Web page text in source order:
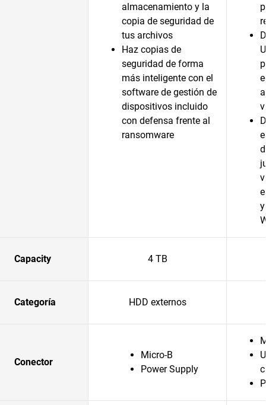
almacenamiento y la
copia de seguridad de
tus archivos
Haz copias de
seguridad de forma
más inteligente con el
software de gestión de
dispositivos incluido
con defensa frente al
ransomware
Capacity 4 TB
Categoría HDD externos
Conector
Micro-B
Power Supply